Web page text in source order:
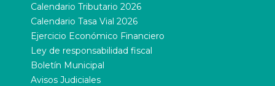
Calendario Tributario 2026
Calendario Tasa Vial 2026
Ejercicio Económico Financiero
Ley de responsabilidad fiscal
Boletín Municipal
Avisos Judiciales